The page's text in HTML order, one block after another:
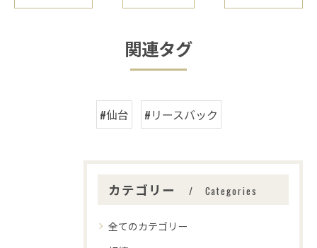
関連タグ
#仙台 #リースバック
カテゴリー Categories
全てのカテゴリー